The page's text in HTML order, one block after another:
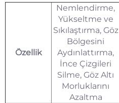
Özellik
Nemlendirme,
Yükseltme ve
Sıkılaştırma, Göz
Bölgesini
Aydınlattırma,
İnce Çizgileri
Silme, Göz Altı
Morluklarını
Azaltma